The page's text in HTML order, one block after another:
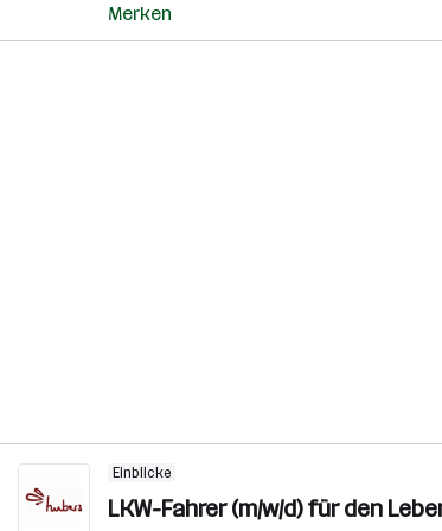
Merken
Einblicke
LKW-Fahrer (m/w/d) für den